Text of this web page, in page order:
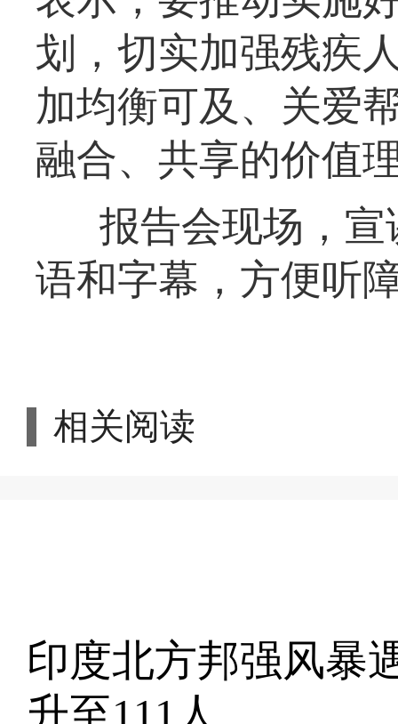
划，切实加强残疾
加均衡可及、关爱
融合、共享的价值
报告会现场，
语和字幕，方便听
相关阅读
印度北方邦强风暴
升至111人